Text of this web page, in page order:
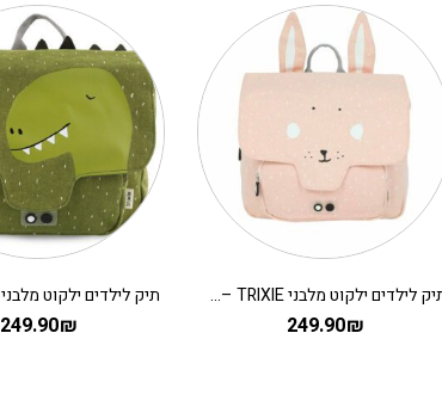
תיק לילדים ילקוט מלבני TRIXIE – ארנבת
249.90₪
249.90₪